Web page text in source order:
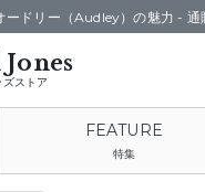
ストア
ードリー（Audley）の魅力 - 通
特集